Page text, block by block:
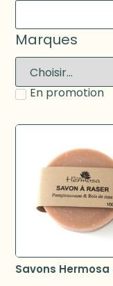
Marques
En promotion